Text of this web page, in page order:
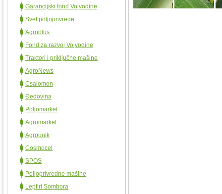
Garancijski fond Vojvodine
Svet poljoprivrede
Agroplus
Fond za razvoj Vojvodine
Traktori i priključne mašine
AgroNews
Csalomon
Đedovina
Poljomarket
Agromarket
Agrounik
Cosmocel
SPOS
Poljoprivredne mašine
Leptiri Sombora